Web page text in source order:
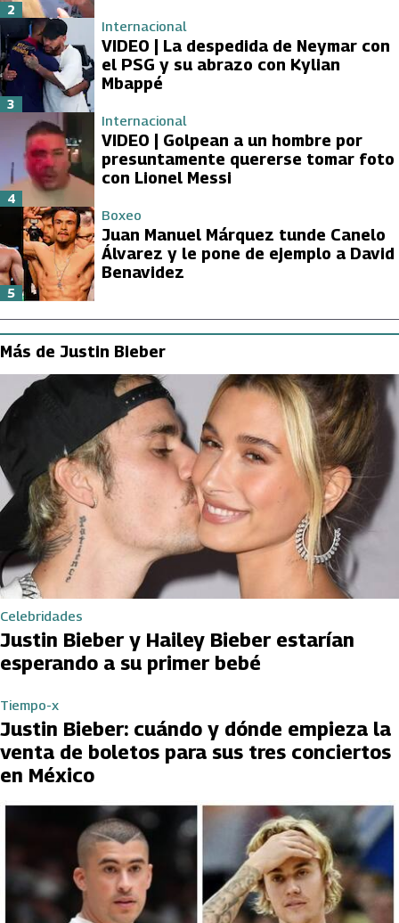
2
Internacional
VIDEO | La despedida de Neymar con
el PSG y su abrazo con Kylian
Mbappé
3
Internacional
VIDEO | Golpean a un hombre por
presuntamente quererse tomar foto
con Lionel Messi
4
Boxeo
Juan Manuel Márquez tunde Canelo
Álvarez y le pone de ejemplo a David
Benavidez
5
Más de Justin Bieber
Celebridades
Justin Bieber y Hailey Bieber estarían
esperando a su primer bebé
Tiempo-x
Justin Bieber: cuándo y dónde empieza la
venta de boletos para sus tres conciertos
en México